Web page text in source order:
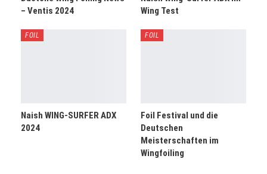
– Ventis 2024
Wing Test
FOIL
Naish WING-SURFER ADX
2024
FOIL
Foil Festival und die
Deutschen
Meisterschaften im
Wingfoiling